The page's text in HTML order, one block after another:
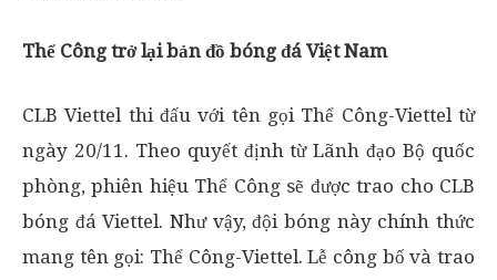
Thể Công trở lại bản đồ bóng đá Việt Nam
CLB Viettel thi đấu với tên gọi Thể Công-Viettel từ
ngày 20/11. Theo quyết định từ Lãnh đạo Bộ quốc
phòng, phiên hiệu Thể Công sẽ được trao cho CLB
bóng đá Viettel. Như vậy, đội bóng này chính thức
mang tên gọi: Thể Công-Viettel. Lễ công bố và trao